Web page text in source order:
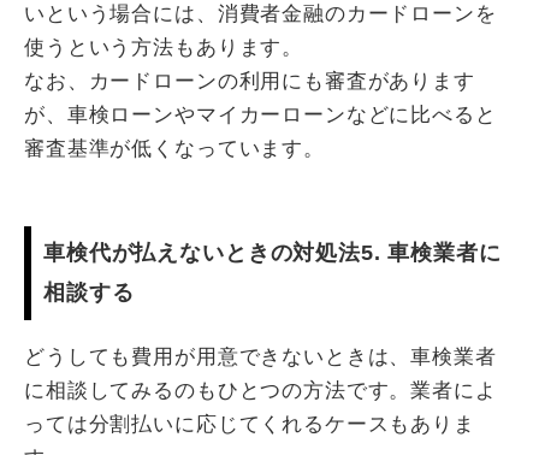
いという場合には、消費者金融のカードローンを
使うという方法もあります。
なお、カードローンの利用にも審査があります
が、車検ローンやマイカーローンなどに比べると
審査基準が低くなっています。
車検代が払えないときの対処法5. 車検業者に
相談する
どうしても費用が用意できないときは、車検業者
に相談してみるのもひとつの方法です。業者によ
っては分割払いに応じてくれるケースもありま